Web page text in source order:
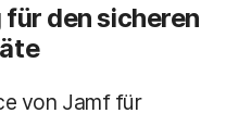
den sicheren
von Jamf für